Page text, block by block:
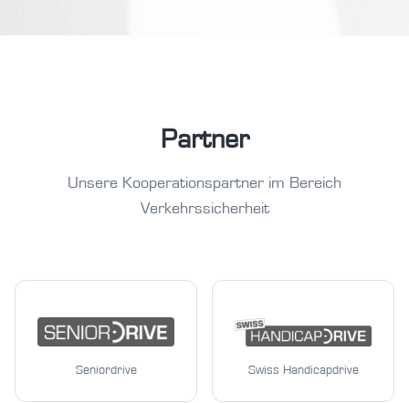
Partner
Unsere Kooperationspartner im Bereich
Verkehrssicherheit
Seniordrive Swiss Handicapdrive